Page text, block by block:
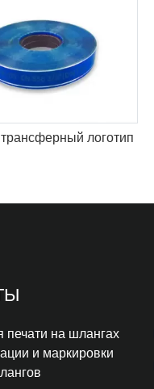
логотип
печати на шлангах
и маркировки